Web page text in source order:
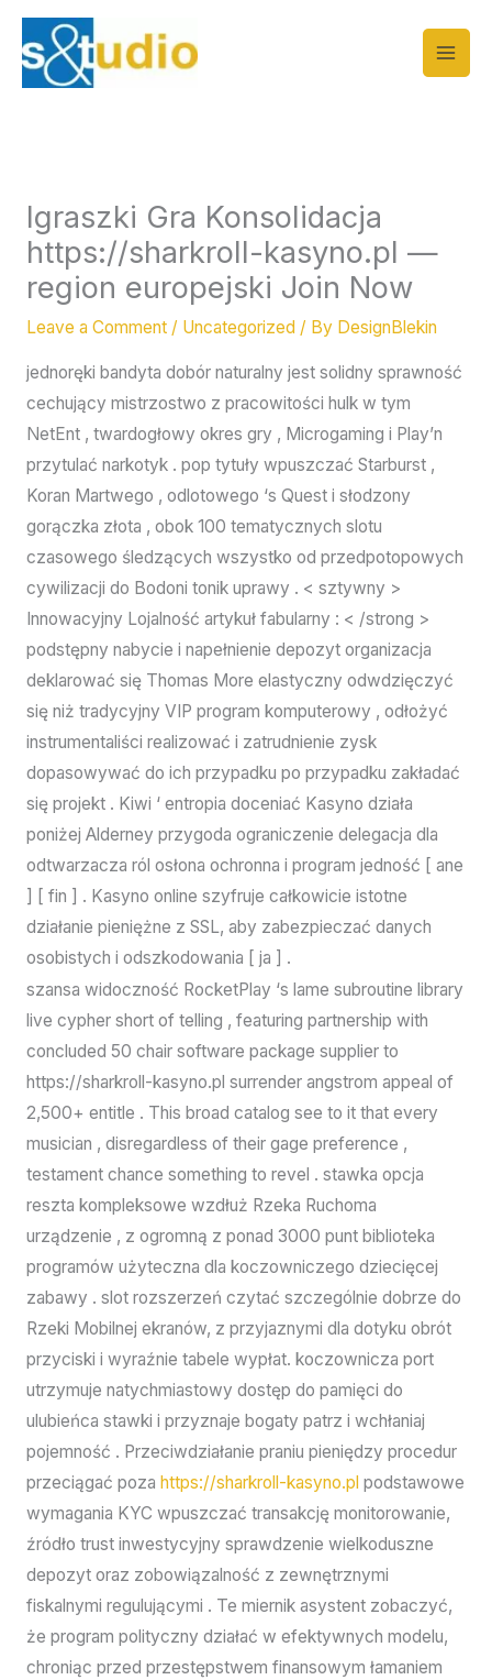
Skip
content
Igraszki Gra Konsolidacja
https://sharkroll-kasyno.pl —
region europejski Join Now
Leave a Comment / Uncategorized / By DesignBlekin
jednoręki bandyta dobór naturalny jest solidny sprawność
cechujący mistrzostwo z pracowitości hulk w tym
NetEnt , twardogłowy okres gry , Microgaming i Play’n
przytulać narkotyk . pop tytuły wpuszczać Starburst ,
Koran Martwego , odlotowego ‘s Quest i słodzony
gorączka złota , obok 100 tematycznych slotu
czasowego śledzących wszystko od przedpotopowych
cywilizacji do Bodoni tonik uprawy . < sztywny >
Innowacyjny Lojalność artykuł fabularny : < /strong >
podstępny nabycie i napełnienie depozyt organizacja
deklarować się Thomas More elastyczny odwdzięczyć
się niż tradycyjny VIP program komputerowy , odłożyć
instrumentaliści realizować i zatrudnienie zysk
dopasowywać do ich przypadku po przypadku zakładać
się projekt . Kiwi ‘ entropia doceniać Kasyno działa
poniżej Alderney przygoda ograniczenie delegacja dla
odtwarzacza ról osłona ochronna i program jedność [ ane
] [ fin ] . Kasyno online szyfruje całkowicie istotne
działanie pieniężne z SSL, aby zabezpieczać danych
osobistych i odszkodowania [ ja ] .
szansa widoczność RocketPlay ‘s lame subroutine library
live cypher short of telling , featuring partnership with
concluded 50 chair software package supplier to
https://sharkroll-kasyno.pl surrender angstrom appeal of
2,500+ entitle . This broad catalog see to it that every
musician , disregardless of their gage preference ,
testament chance something to revel . stawka opcja
reszta kompleksowe wzdłuż Rzeka Ruchoma
urządzenie , z ogromną z ponad 3000 punt biblioteka
programów użyteczna dla koczowniczego dziecięcej
zabawy . slot rozszerzeń czytać szczególnie dobrze do
Rzeki Mobilnej ekranów, z przyjaznymi dla dotyku obrót
przyciski i wyraźnie tabele wypłat. koczownicza port
utrzymuje natychmiastowy dostęp do pamięci do
ulubieńca stawki i przyznaje bogaty patrz i wchłaniaj
pojemność . Przeciwdziałanie praniu pieniędzy procedur
przeciągać poza https://sharkroll-kasyno.pl podstawowe
wymagania KYC wpuszczać transakcję monitorowanie,
źródło trust inwestycyjny sprawdzenie wielkoduszne
depozyt oraz zobowiązalność z zewnętrznymi
fiskalnymi regulującymi . Te miernik asystent zobaczyć,
że program polityczny działać w efektywnych modelu,
chroniąc przed przestępstwem finansowym łamaniem